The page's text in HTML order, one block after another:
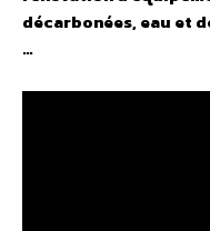
décarbonées, eau et
…